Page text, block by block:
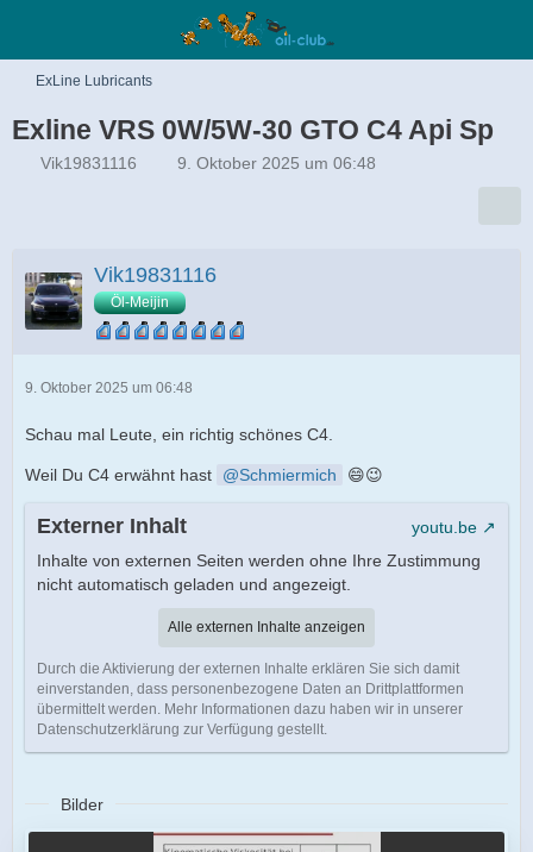
ExLine Lubricants
Exline VRS 0W/5W-30 GTO C4 Api Sp
Vik19831116 9. Oktober 2025 um 06:48
Vik19831116
Öl-Meijin
9. Oktober 2025 um 06:48
Schau mal Leute, ein richtig schönes C4.
Weil Du C4 erwähnt hast Schmiermich 😄😉
Externer Inhalt
youtu.be
Inhalte von externen Seiten werden ohne Ihre Zustimmung
nicht automatisch geladen und angezeigt.
Alle externen Inhalte anzeigen
Durch die Aktivierung der externen Inhalte erklären Sie sich damit
einverstanden, dass personenbezogene Daten an Drittplattformen
übermittelt werden. Mehr Informationen dazu haben wir in unserer
Datenschutzerklärung zur Verfügung gestellt.
Bilder